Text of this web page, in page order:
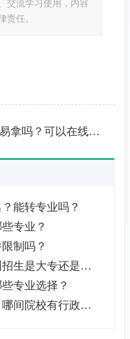
交流学习使用，内容
责任。
？可以在线上学习吗？
能转专业吗？
专业？
制吗？
外贸大学主考专业培训招生是大专还是本科？
专业选择？
自考大专院校难考吗？哪间院校有行政管理专业？